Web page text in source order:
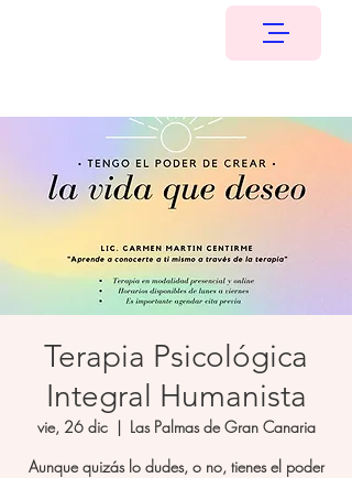
Terapia Psicológica
Integral Humanista
vie, 26 dic
  |
Las Palmas de Gran Canaria
Aunque quizás lo dudes, o no, tienes el poder